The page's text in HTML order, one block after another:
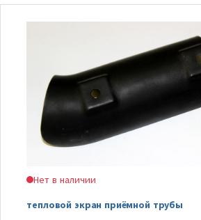
Нет в наличии
тепловой экран приёмной трубы